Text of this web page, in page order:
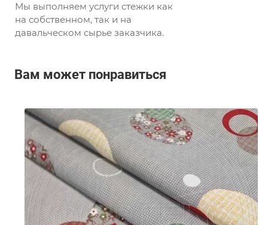
Мы выполняем услуги стежки как
на собственном, так и на
давальческом сырье заказчика.
Вам может понравиться